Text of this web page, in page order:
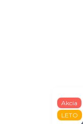
Akcia
LETO